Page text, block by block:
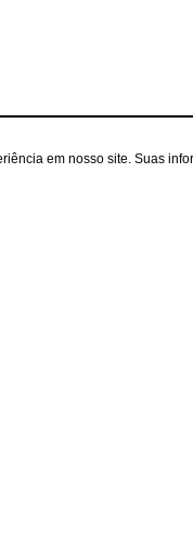
em nosso site. Suas